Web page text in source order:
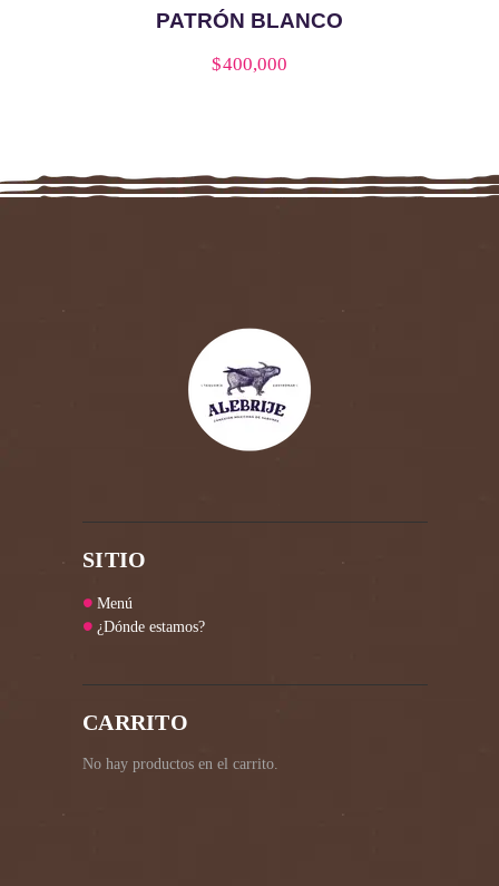
PATRÓN BLANCO
$400,000
SITIO
Menú
¿Dónde estamos?
CARRITO
No hay productos en el carrito.